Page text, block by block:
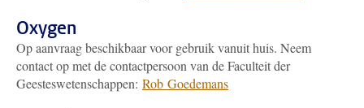
Oxygen
Op aanvraag beschikbaar voor gebruik vanuit huis. Neem
contact op met de contactpersoon van de Faculteit der
Geesteswetenschappen: Rob Goedemans